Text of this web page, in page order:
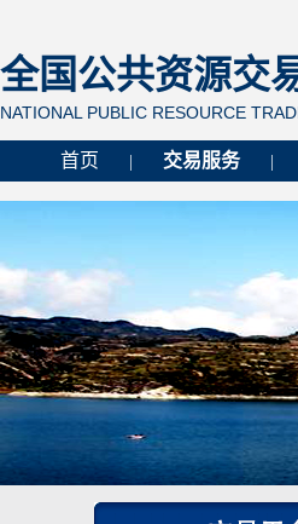
全国公共资源交
NATIONAL PUBLIC RESOURCE
首页 交易服务